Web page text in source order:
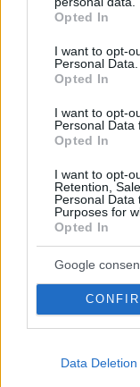
grant or deny
use your data for
consent section.
Opted In
I want to opt-
Personal Data.
Opted In
I want to opt-
Personal Data
Opted In
I want to opt-
Retention,
Personal Data
Purposes for
Opted In
Google
Data Deletion
Διαφορετικές
ενεργοβόρων
ρεύματος
13.02.2026, 08:58